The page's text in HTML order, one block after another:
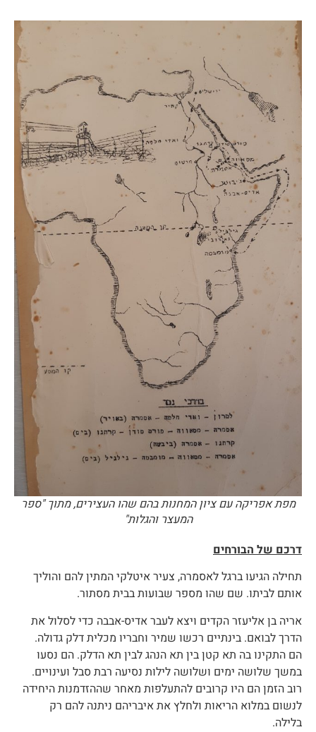
מפת אפריקה עם ציון המחנות בהם שהו העצירים, מתוך "ספר
המעצר והגלות"
דרכם של הבורחים
תחילה הגיעו ברגל לאסמרה, צעיר איטלקי המתין להם והוליך
אותם לביתו. שם שהו מספר שבועות בבית מסתור.
אריה בן אליעזר הקדים ויצא לעבר אדיס-אבבה כדי לסלול את
הדרך לבואם. בינתיים רכשו שמיר וחבריו מכלית דלק גדולה.
הם התקינו בה תא קטן בין תא הנהג לבין תא הדלק. הם נסעו
במשך שלושה ימים ושלושה לילות נסיעה רבת סבל ועינויים.
רוב הזמן הם היו קרובים להתעלפות מאחר שההזדמנות היחידה
לנשום במלוא הריאות ולחלץ את איבריהם ניתנה להם רק
בלילה.